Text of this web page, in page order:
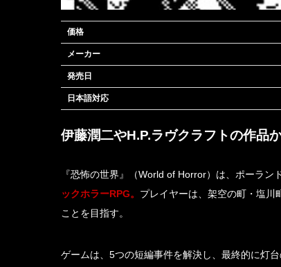
価格
メーカー
発売日
日本語対応
伊藤潤二やH.P.ラヴクラフトの作品
『恐怖の世界』（World of Horror）は、ポーラン
ックホラーRPG。 プレイヤーは、架空の町・塩川
ことを目指す。
ゲームは、5つの短編事件を解決し、最終的に灯